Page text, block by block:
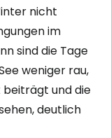
nicht
im
sind die Tage
weniger rau,
beiträgt und die
deutlich